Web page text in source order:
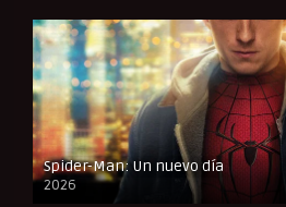
Spider-Man: Un nuevo día
2026
CAM